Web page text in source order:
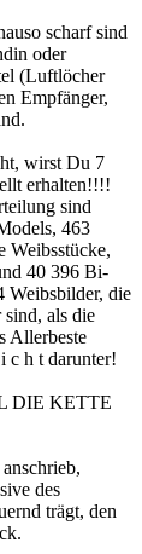
scharf sind
oder
(Luftlöcher
Empfänger,
wirst Du 7
erhalten!!!!
sind
463
Weibsstücke,
40 396 Bi-
Weibsbilder, die
als die
Allerbeste
c h t darunter!
DIE KETTE
des
trägt, den